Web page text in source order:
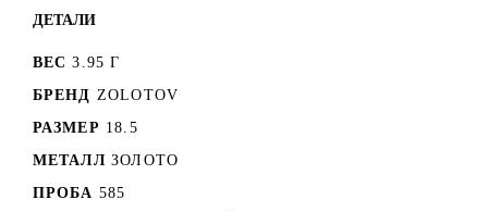
ДЕТАЛИ
ВЕС 3.95 Г
БРЕНД ZOLOTOV
РАЗМЕР 18.5
МЕТАЛЛ ЗОЛОТО
ПРОБА 585